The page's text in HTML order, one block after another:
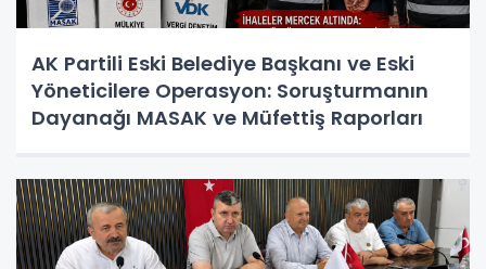
AK Partili Eski Belediye Başkanı ve Eski
Yöneticilere Operasyon: Soruşturmanın
Dayanağı MASAK ve Müfettiş Raporları